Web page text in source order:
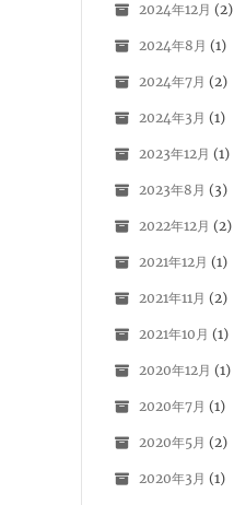
2024年12月 (2)
2024年8月 (1)
2024年7月 (2)
2024年3月 (1)
2023年12月 (1)
2023年8月 (3)
2022年12月 (2)
2021年12月 (1)
2021年11月 (2)
2021年10月 (1)
2020年12月 (1)
2020年7月 (1)
2020年5月 (2)
2020年3月 (1)